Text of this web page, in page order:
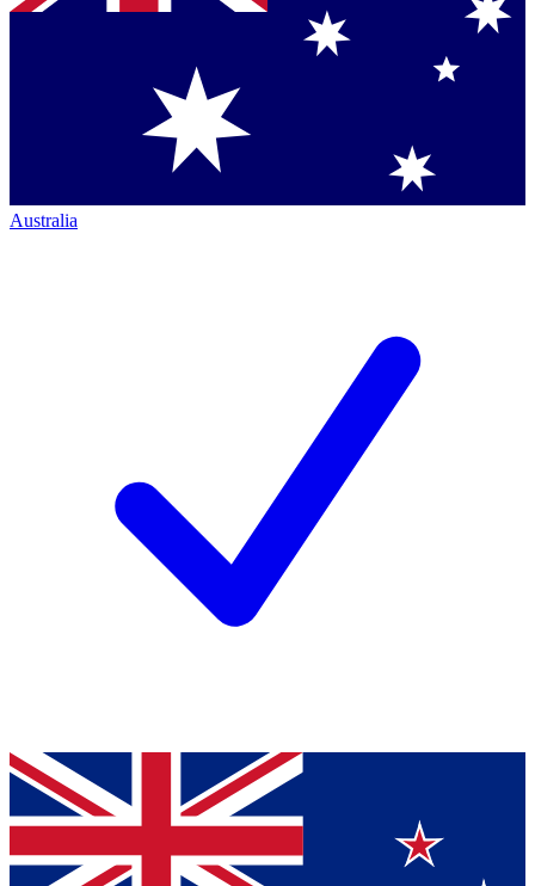
Australia